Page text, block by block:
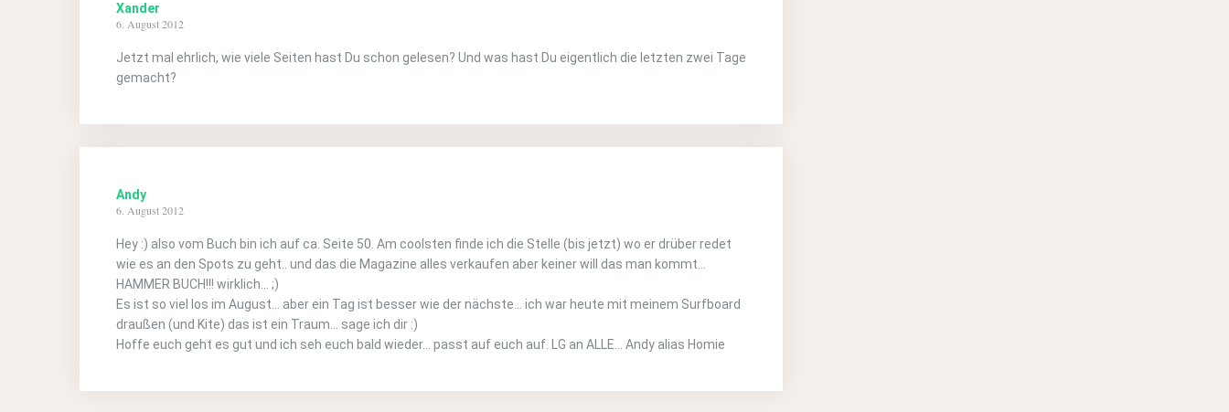
Xander
6. August 2012
Jetzt mal ehrlich, wie viele Seiten hast Du schon gelesen? Und was hast Du eigentlich die letzten zwei Tage
gemacht?
Andy
6. August 2012
Hey :) also vom Buch bin ich auf ca. Seite 50. Am coolsten finde ich die Stelle (bis jetzt) wo er drüber redet
wie es an den Spots zu geht.. und das die Magazine alles verkaufen aber keiner will das man kommt…
HAMMER BUCH!!! wirklich… ;)
Es ist so viel los im August… aber ein Tag ist besser wie der nächste… ich war heute mit meinem Surfboard
draußen (und Kite) das ist ein Traum… sage ich dir :)
Hoffe euch geht es gut und ich seh euch bald wieder… passt auf euch auf. LG an ALLE… Andy alias Homie